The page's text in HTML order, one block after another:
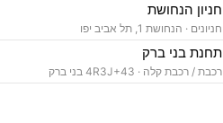
חניון הנחושת
חניונים · הנחושת 1, תל אביב יפו
תחנת בני ברק
רכבת / רכבת קלה ·